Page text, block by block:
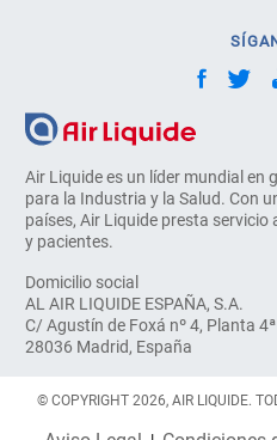
Air Liquide es un líder mundial en
para la Industria y la Salud. Con
países, Air Liquide presta servicio
y pacientes.
Domicilio social
AL AIR LIQUIDE ESPAÑA, S.A.
C/ Agustín de Foxá nº 4, Planta 4ª
28036 Madrid, España
© COPYRIGHT 2026, AIR LIQUIDE.